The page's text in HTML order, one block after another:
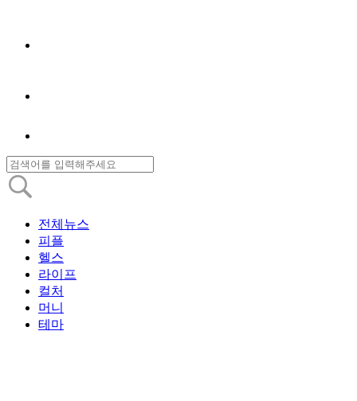
전체뉴스
피플
헬스
라이프
컬처
머니
테마